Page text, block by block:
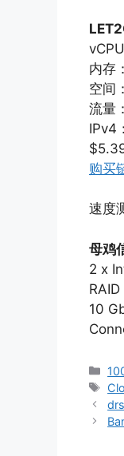
内存
空间
流量
IPv4
购买
速度
母鸡
2 x
10
分
类
标
签